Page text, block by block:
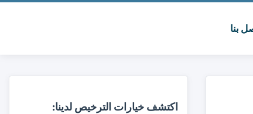
بنا
اكتشف خيارات الترخيص لدينا: